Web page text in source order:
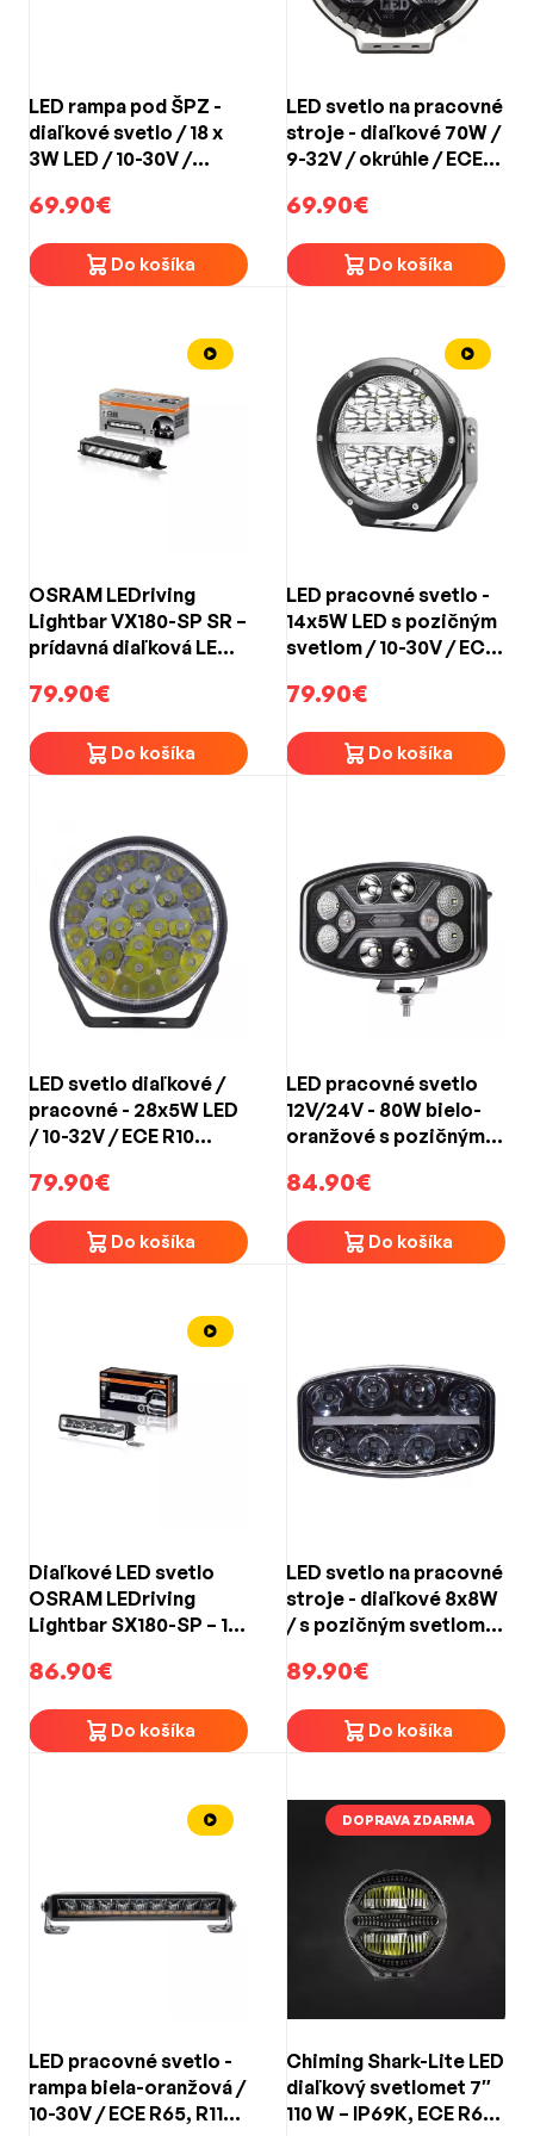
LED rampa pod ŠPZ -
diaľkové svetlo / 18 x
3W LED / 10-30V /
(380x135mm)
69.90€
Do košíka
LED svetlo na pracovné
stroje - diaľkové 70W /
9-32V / okrúhle / ECE
69.90€
Do košíka
OSRAM LEDriving
Lightbar VX180-SP SR –
prídavná diaľková LED
12/24 V, spot beam,
79.90€
Do košíka
LED pracovné svetlo -
14x5W LED s pozičným
svetlom / 10-30V / ECE
(ø152x82mm)
79.90€
Do košíka
LED svetlo diaľkové /
pracovné - 28x5W LED
/ 10-32V / ECE R10
79.90€
Do košíka
LED pracovné svetlo
12V/24V - 80W bielo-
oranžové s pozičným
R149, R10
84.90€
Do košíka
Diaľkové LED svetlo
OSRAM LEDriving
Lightbar SX180-SP – 14
190 m, IP69K, ECE R112,
86.90€
Do košíka
LED svetlo na pracovné
stroje - diaľkové 8x8W
/ s pozičným svetlom /
/ R10 / R112
89.90€
Do košíka
LED pracovné svetlo -
rampa biela-oranžová /
10-30V / ECE R65, R112
DOPRAVA ZDARMA
Chiming Shark-Lite LED
diaľkový svetlomet 7″
110 W – IP69K, ECE R65,